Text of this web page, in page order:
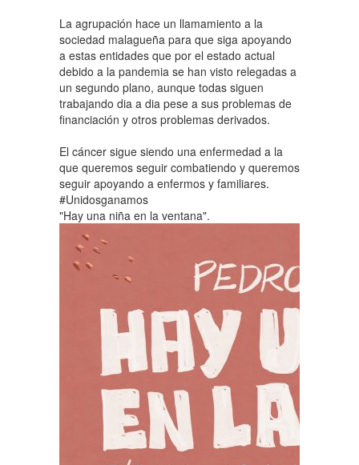
La agrupación hace un llamamiento a la
sociedad malagueña para que siga apoyando
a estas entidades que por el estado actual
debido a la pandemia se han visto relegadas a
un segundo plano, aunque todas siguen
trabajando dia a dia pese a sus problemas de
financiación y otros problemas derivados.
El cáncer sigue siendo una enfermedad a la
que queremos seguir combatiendo y queremos
seguir apoyando a enfermos y familiares.
#Unidosganamos
"Hay una niña en la ventana".